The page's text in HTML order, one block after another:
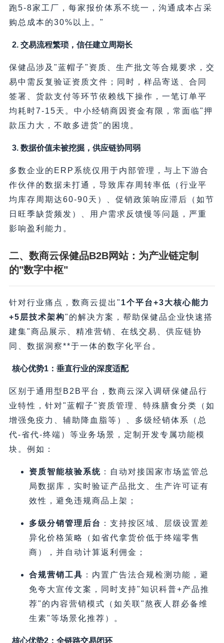
跑5-8家工厂，每家报价体系不统一，沟通成本占采
购总成本的30%以上。"
2. 交易流程繁琐，信任建立周期长
保健品涉及"蓝帽子"资质、生产批文等合规要求，交
易中需反复验证资质文件；同时，样品寄送、合同
签署、货款支付等环节依赖线下操作，一笔订单平
均耗时7-15天。中小经销商因资金有限，常面临"押
款压力大，不敢多进货"的困境。
3. 数据价值未被挖掘，供应链协同弱
多数企业的ERP系统仅用于内部管理，与上下游合
作伙伴的数据未打通，导致库存周转率低（行业平
均库存周期达60-90天）、促销政策响应滞后（如节
日旺季缺货频发）、用户需求反馈慢等问题，严重
影响盈利能力。
二、数商云保健品B2B网站：为产业链定制
的"数字中枢"
针对行业痛点，数商云提出"​ 1个平台+3大核心能力
+5层技术架构​"的解决方案，帮助保健品企业快速搭
建集"商品展示、精准营销、在线交易、供应链协
同、数据洞察**于一体的数字化平台。
核心优势1：垂直行业的深度适配
区别于通用型B2B平台，数商云深入调研保健品行
业特性，针对"蓝帽子"资质管理、特殊膳食分类（如
增强免疫力、辅助降血脂等）、多级经销体系（总
代-省代-终端）等业务场景，定制开发专属功能模
块。例如：
资质智能核验系统 ​：自动对接国家市场监管总
局数据库，实时验证产品批文、生产许可证有
效性，避免违规商品上架；
多级分销管理后台 ​：支持按区域、层级设置差
异化价格策略（如省代拿货价低于终端零售
商），并自动计算返利佣金；
合规营销工具 ​：内置广告法合规检测功能，避
免夸大宣传文案，同时支持"知识科普+产品推
荐"的内容营销模式（如关联"熬夜人群必备维
生素"等场景化推荐）。
核心优势2：全链路交易闭环